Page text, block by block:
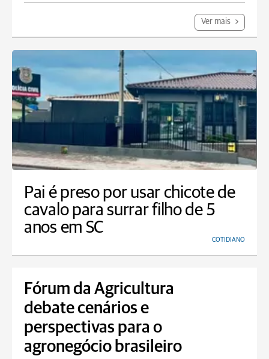
Ver mais
Pai é preso por usar chicote de
cavalo para surrar filho de 5
anos em SC
COTIDIANO
Fórum da Agricultura
debate cenários e
perspectivas para o
agronegócio brasileiro